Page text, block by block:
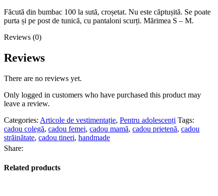
Făcută din bumbac 100 la sută, croșetat. Nu este căptușită. Se poate
purta și pe post de tunică, cu pantaloni scurți. Mărimea S – M.
Reviews (0)
Reviews
There are no reviews yet.
Only logged in customers who have purchased this product may
leave a review.
Categories: Articole de vestimentație, Pentru adolescenți Tags:
cadou colegă, cadou femei, cadou mamă, cadou prietenă, cadou
străinătate, cadou tineri, handmade
Share:
Related products